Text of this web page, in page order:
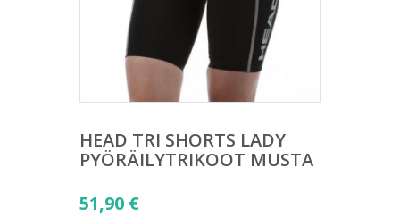
HEAD TRI SHORTS LADY
PYÖRÄILYTRIKOOT MUSTA
Alkuperäinen
51,90 €